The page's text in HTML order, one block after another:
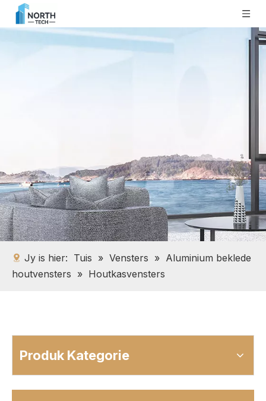
Jy is hier: Tuis » Vensters » Aluminium beklede
houtvensters » Houtkasvensters
Produk Kategorie